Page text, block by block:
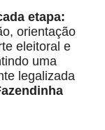
etapa:
orientação
eleitoral e
uma
legalizada